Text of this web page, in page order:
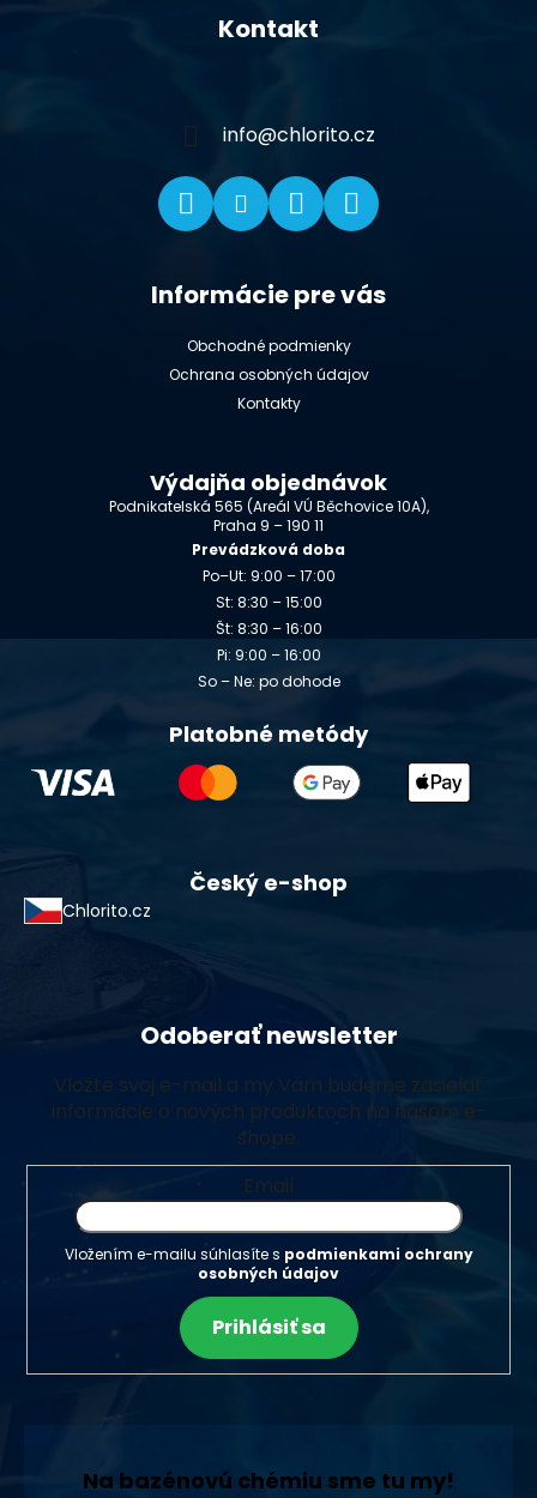
Kontakt
info@chlorito.cz
Informácie pre vás
Obchodné podmienky
Ochrana osobných údajov
Kontakty
Výdajňa objednávok
Podnikatelská 565 (Areál VÚ Běchovice 10A),
Praha 9 – 190 11
Prevádzková doba
Po–Ut: 9:00 – 17:00
St: 8:30 – 15:00
Št: 8:30 – 16:00
Pi: 9:00 – 16:00
So – Ne: po dohode
Platobné metódy
Český e-shop
Chlorito.cz
Odoberať newsletter
Vložte svoj e-mail a my Vám budeme zasielať
informácie o nových produktoch na našom e-
shope.
Email
Vložením e-mailu súhlasíte s podmienkami ochrany
osobných údajov
Prihlásiť sa
Na bazénovú chémiu sme tu my!